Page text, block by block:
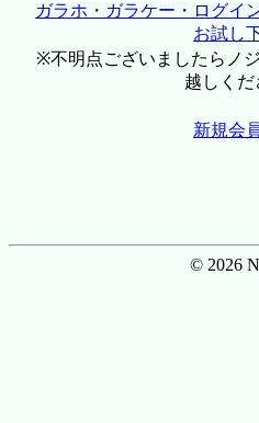
ガラホ・ガラケー・ログイ
お試し
※不明点ございましたらノ
越しくだ
新規会
© 2026